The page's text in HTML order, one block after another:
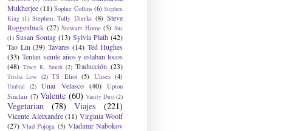
Mukherjee (11) Sophie Collins (6) Stephen
King (1) Stephen Tully Dierks (8) Steve
Roggenbuck (27) Stewart Home (5) Sus
(1) Susan Sontag (13) Sylvia Plath (42)
Tao Lin (39) Tavares (14) Ted Hughes
(33) Tenían veinte años y estaban locos
(48) Tracy K. Smith (2) Traducción (23)
Trisha Low (2) TS Eliot (5) Ulises (4)
Umbral (2) Unai Velasco (40)
Upton
Sinclair (7) Valente (60) Vanity Dust(2)
Vegetarian (78) Viajes (221)
Vicente Aleixandre (11) Virginia Woolf
(27) Vlad Pojoga (5) Vladimir Nabokov